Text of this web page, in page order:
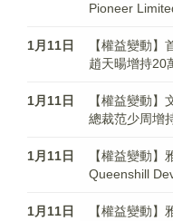
Pioneer
1月11日
【權益變動
趙天暘增持20
1月11日
【權益變動
總裁范少周增
1月11日
【權益變動
Queenshill
1月11日
【權益變動